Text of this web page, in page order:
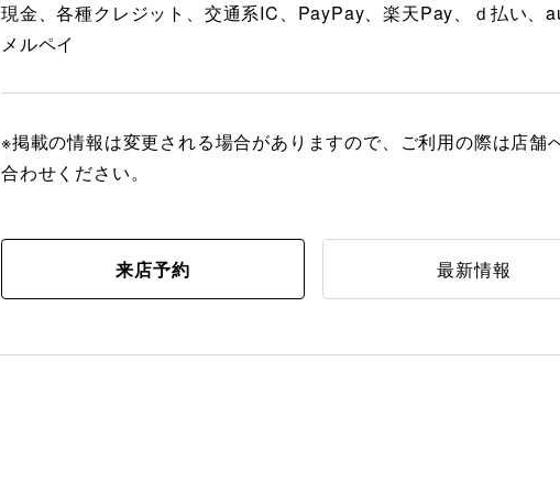
現金、各種クレジット、交通系IC、PayPay、楽天Pay、ｄ払い、
メルペイ
※掲載の情報は変更される場合がありますので、ご利用の際は店舗
合わせください。
来店予約 最新情報